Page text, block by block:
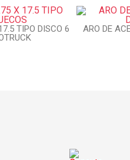
TIPO DISCO 6
ARO DE